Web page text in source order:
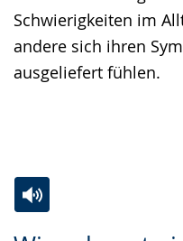
Schwierigkeiten im
andere sich ihren
ausgeliefert fühlen.